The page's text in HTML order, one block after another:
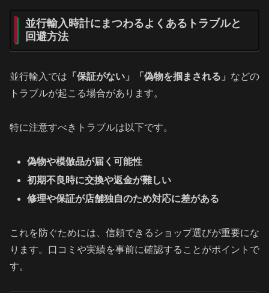
並行輸入時計にまつわるよくあるトラブルと
回避方法
並行輸入では 「保証がない」「偽物を掴まされる」 などの
トラブルが起こる場合があります。
特に注意すべきトラブルは以下です。
偽物や模倣品が届く可能性
初期不良時に交換や返金が難しい
修理や保証が店舗独自のため対応に差がある
これを防ぐためには、信頼できるショップ選びが重要にな
ります。口コミや実績を事前に確認することがポイントで
す。